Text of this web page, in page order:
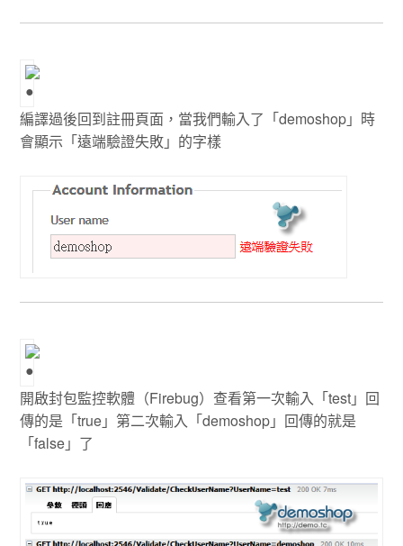
編譯過後回到註冊頁面，當我們輸入了「demoshop」時
會顯示「遠端驗證失敗」的字樣
開啟封包監控軟體（Firebug）查看第一次輸入「test」回
傳的是「true」第二次輸入「demoshop」回傳的就是
「false」了